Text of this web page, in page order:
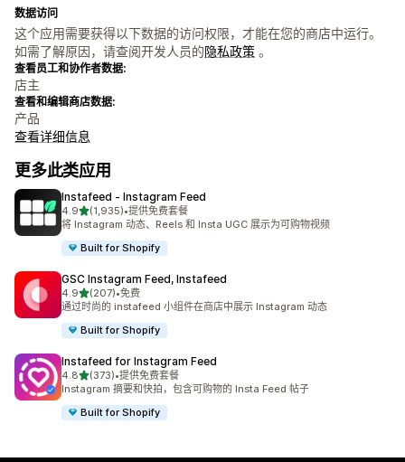
数据访问
这个应用需要获得以下数据的访问权限，才能在您的商店中运行。
如需了解原因，请查阅开发人员的隐私政策 。
查看员工和协作者数据:
店主
查看和编辑商店数据:
产品
查看详细信息
更多此类应用
Instafeed ‑ Instagram Feed
4.9星（满分 5 星）
(1,935)
总共 1935 条评论
•提供免费套餐
将 Instagram 动态、Reels 和 Insta UGC 展示为可购物视频
Built for Shopify
GSC Instagram Feed, Instafeed
4.9星（满分 5 星）
(207)
总共 207 条评论
•免费
通过时尚的 instafeed 小组件在商店中展示 Instagram 动态
Built for Shopify
Instafeed for Instagram Feed
4.8星（满分 5 星）
(373)
总共 373 条评论
•提供免费套餐
Instagram 摘要和快拍，包含可购物的 Insta Feed 帖子
Built for Shopify